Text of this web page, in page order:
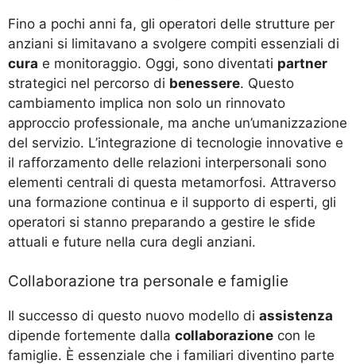
Fino a pochi anni fa, gli operatori delle strutture per
anziani si limitavano a svolgere compiti essenziali di
cura e monitoraggio. Oggi, sono diventati partner
strategici nel percorso di benessere. Questo
cambiamento implica non solo un rinnovato
approccio professionale, ma anche un’umanizzazione
del servizio. L’integrazione di tecnologie innovative e
il rafforzamento delle relazioni interpersonali sono
elementi centrali di questa metamorfosi. Attraverso
una formazione continua e il supporto di esperti, gli
operatori si stanno preparando a gestire le sfide
attuali e future nella cura degli anziani.
Collaborazione tra personale e famiglie
Il successo di questo nuovo modello di assistenza
dipende fortemente dalla collaborazione con le
famiglie. È essenziale che i familiari diventino parte